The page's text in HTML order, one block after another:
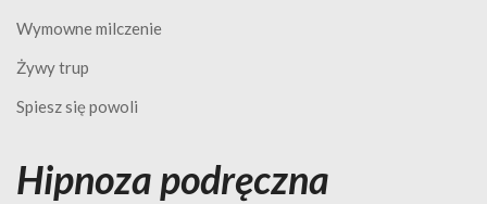
Wymowne milczenie
Żywy trup
Spiesz się powoli
Hipnoza podręczna